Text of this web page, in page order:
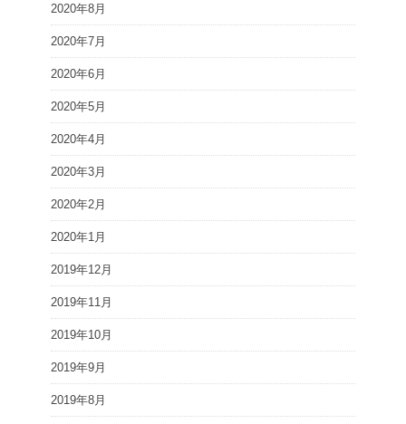
2020年8月
2020年7月
2020年6月
2020年5月
2020年4月
2020年3月
2020年2月
2020年1月
2019年12月
2019年11月
2019年10月
2019年9月
2019年8月